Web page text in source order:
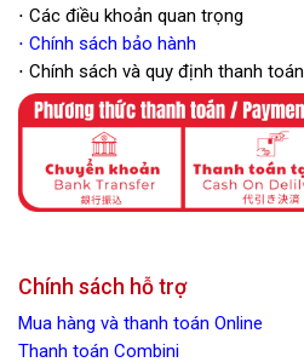
⋅ Các điều khoản quan trọng
⋅ Chính sách bảo hành
⋅ Chính sách và quy định thanh toán
Chính sách hỗ trợ
Mua hàng và thanh toán Online
Thanh toán Combini